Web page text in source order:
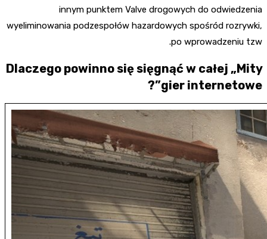
innym punktem Valve drogowych do odwiedzenia
wyeliminowania podzespołów hazardowych spośród rozrywki,
po wprowadzeniu tzw.
Dlaczego powinno się sięgnąć w całej „Mity
gier internetowe”?